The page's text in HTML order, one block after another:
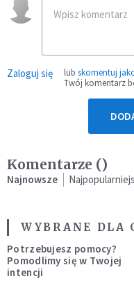
Zaloguj się lub skomentuj
Twój komentarz
Komentarze ()
Najnowsze
WYBRANE DLA
Potrzebujesz pomocy?
Pomodlimy się w Twojej
intencji